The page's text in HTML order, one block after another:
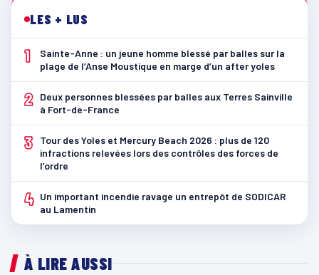
LES + LUS
1
Sainte-Anne : un jeune homme blessé par balles sur la
plage de l’Anse Moustique en marge d’un after yoles
2
Deux personnes blessées par balles aux Terres Sainville
à Fort-de-France
3
Tour des Yoles et Mercury Beach 2026 : plus de 120
infractions relevées lors des contrôles des forces de
l’ordre
4 Un important incendie ravage un entrepôt de SODICAR
au Lamentin
À LIRE AUSSI